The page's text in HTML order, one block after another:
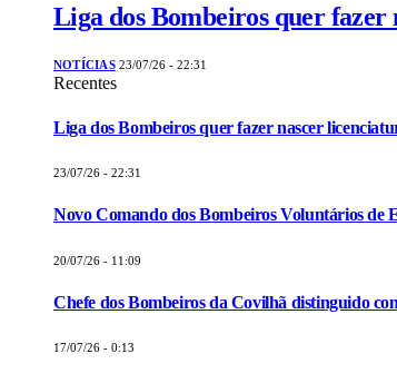
Liga dos Bombeiros quer
NOTÍCIAS 23/07/26 - 22:31
Recentes
Liga dos Bombeiros quer fazer nascer
23/07/26 - 22:31
Novo Comando dos Bombeiros Voluntários de
20/07/26 - 11:09
Chefe dos Bombeiros da Covilhã distinguido
17/07/26 - 0:13